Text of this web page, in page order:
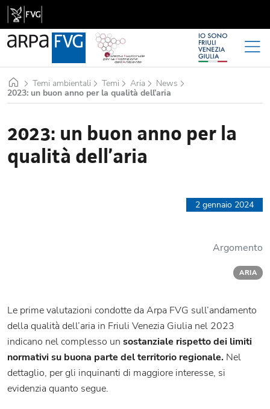
HomeTemi ambientali Temi Aria
News
2023: un buon anno per la qualità dell’aria
2023: un buon anno per la
qualità dell’aria
2 gennaio 2024
Argomento
ARIA
Le prime valutazioni condotte da Arpa FVG sull’andamento
della qualità dell’aria in Friuli Venezia Giulia nel 2023
indicano nel complesso un sostanziale rispetto dei limiti
normativi su buona parte del territorio regionale. Nel
dettaglio, per gli inquinanti di maggiore interesse, si
evidenzia quanto segue.